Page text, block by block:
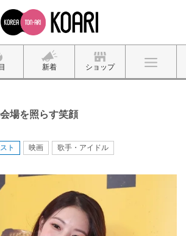
新着 ショップ
場を照らす笑顔
ト 映画 歌手・アイドル